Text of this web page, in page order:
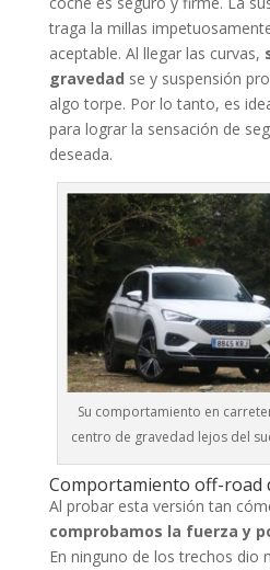
traga la millas
aceptable. Al llegar las curvas,
gravedad se y suspensión
algo torpe. Por lo tanto, es
para lograr la sensación de
deseada.
Su comportamiento en
centro de gravedad lejos del
Comportamiento off-road
Al probar esta versión tan
comprobamos la fuerza y
En ninguno de los trechos dio